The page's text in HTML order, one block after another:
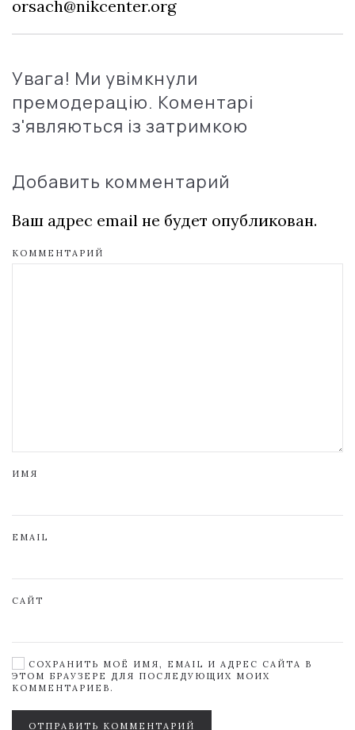
orsach@nikcenter.org
Увага! Ми увімкнули
премодерацію. Коментарі
з'являються із затримкою
Добавить комментарий
Ваш адрес email не будет опубликован.
КОММЕНТАРИЙ
ИМЯ
EMAIL
САЙТ
СОХРАНИТЬ МОЁ ИМЯ, EMAIL И АДРЕС САЙТА В
ЭТОМ БРАУЗЕРЕ ДЛЯ ПОСЛЕДУЮЩИХ МОИХ
КОММЕНТАРИЕВ.
ОТПРАВИТЬ КОММЕНТАРИЙ